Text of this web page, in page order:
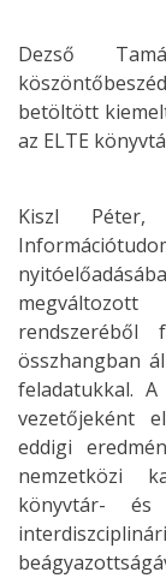
Dezső
betöltött
az ELTE
Kiszl
rendszeréből
összhangban
feladatukkal.
vezetőjeként
eddigi
nemzetközi
könyvtár- és